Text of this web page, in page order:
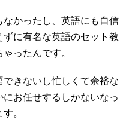
かったし、英語にも自信
に有名な英語のセット教
ったんです。
きないし忙しくて余裕な
お任せするしかないなっ
。